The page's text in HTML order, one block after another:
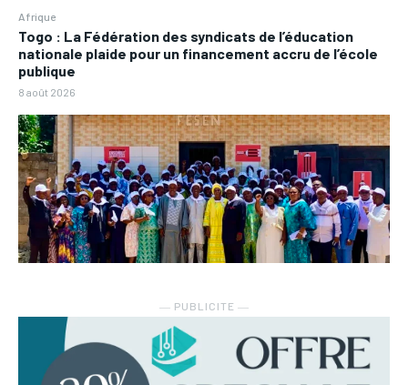
Afrique
Togo : La Fédération des syndicats de l’éducation
nationale plaide pour un financement accru de l’école
publique
8 août 2026
― PUBLICITE ―